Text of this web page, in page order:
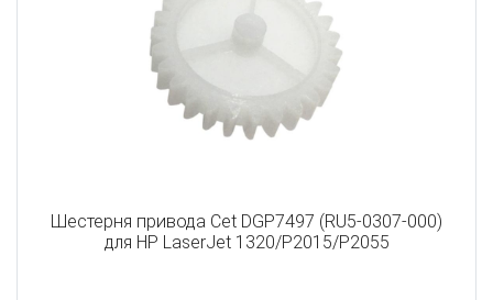
Шестерня привода Cet DGP7497 (RU5-0307-000)
для HP LaserJet 1320/P2015/P2055